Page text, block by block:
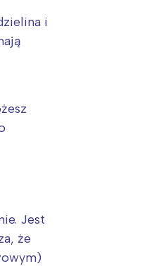
i
Jest
że